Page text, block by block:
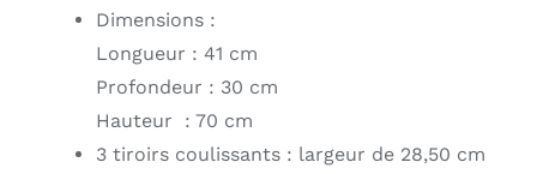
Dimensions :
Longueur : 41 cm
Profondeur : 30 cm
Hauteur : 70 cm
3 tiroirs coulissants : largeur de 28,50 cm